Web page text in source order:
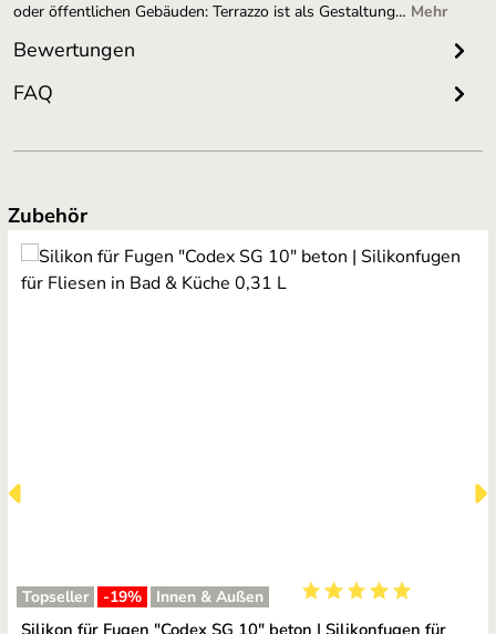
oder öffentlichen Gebäuden: Terrazzo ist als Gestaltung… Mehr
Bewertungen
FAQ
Produktgalerie überspringen
Zubehör
Topseller -19% Innen & Außen
Durchschnittliche
Silikon für Fugen "Codex SG 10" beton | Silikonfugen für